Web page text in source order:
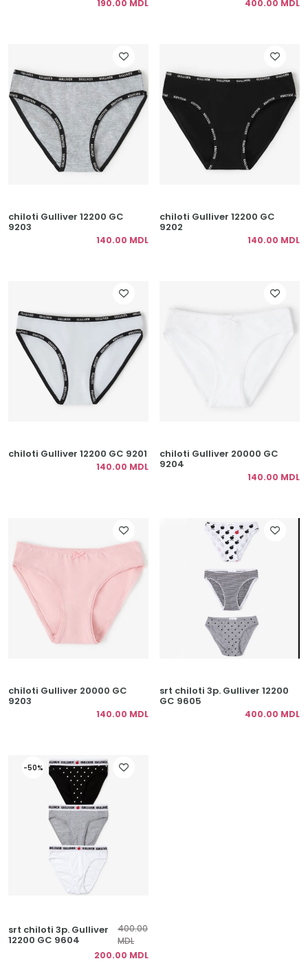
190.00 MDL 400.00 MDL
chiloti Gulliver 12200 GC
9203
140.00 MDL
chiloti Gulliver 12200 GC
9202
140.00 MDL
chiloti Gulliver 12200 GC 9201
140.00 MDL
chiloti Gulliver 20000 GC
9204
140.00 MDL
chiloti Gulliver 20000 GC
9203
140.00 MDL
srt chiloti 3p. Gulliver 12200
GC 9605
400.00 MDL
-50%
srt chiloti 3p. Gulliver
12200 GC 9604
400.00
MDL
200.00 MDL